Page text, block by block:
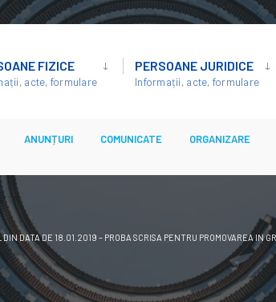
FIZICE
acte, formulare
PERSOANE JURIDICE
Informații, acte, formulare
ANUNȚURI COMUNICATE ORGANIZARE
DATA DE 18.01.2019 – PROBA SCRISA PENTRU PROMOVAREA IN